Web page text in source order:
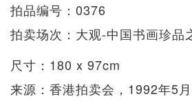
拍品编号：0376
拍卖场次：大观-中国书画珍品
尺寸：180 x 97cm
来源：香港拍卖会，1992年5